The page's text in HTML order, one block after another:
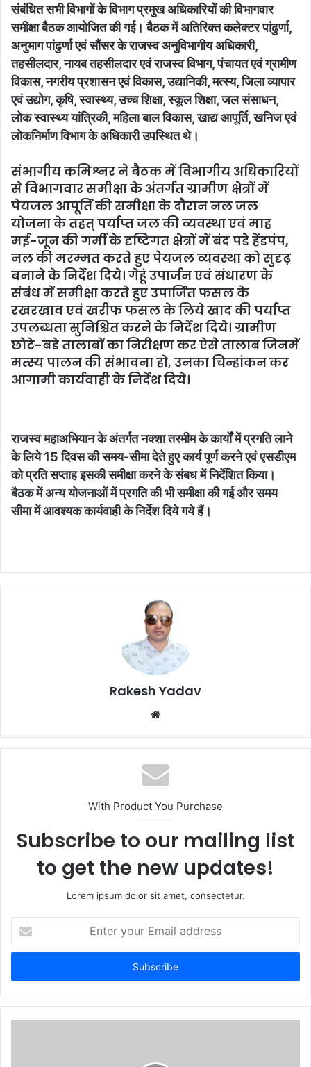
संबंधित सभी विभागों के विभाग प्रमुख अधिकारियों की विभागवार
समीक्षा बैठक आयोजित की गई। बैठक में अतिरिक्त कलेक्टर पांढुर्णा,
अनुभाग पांढुर्णा एवं सौंसर के राजस्व अनुविभागीय अधिकारी,
तहसीलदार, नायब तहसीलदार एवं राजस्व विभाग, पंचायत एवं ग्रामीण
विकास, नगरीय प्रशासन एवं विकास, उद्यानिकी, मत्स्य, जिला व्यापार
एवं उद्योग, कृषि, स्वास्थ्य, उच्च शिक्षा, स्कूल शिक्षा, जल संसाधन,
लोक स्वास्थ्य यांत्रिकी, महिला बाल विकास, खाद्य आपूर्ति, खनिज एवं
लोकनिर्माण विभाग के अधिकारी उपस्थित थे।
संभागीय कमिश्नर ने बैठक में विभागीय अधिकारियों
से विभागवार समीक्षा के अंतर्गत ग्रामीण क्षेत्रों में
पेयजल आपूर्ति की समीक्षा के दौरान नल जल
योजना के तहत् पर्याप्त जल की व्यवस्था एवं माह
मई-जून की गर्मी के दृष्टिगत क्षेत्रों में बंद पडे हेंडपंप,
नल की मरम्मत करते हुए पेयजल व्यवस्था को सुदृढ़
बनाने के निर्देश दिये। गेहूं उपार्जन एवं संधारण के
संबंध में समीक्षा करते हुए उपार्जित फसल के
रखरखाव एवं खरीफ फसल के लिये खाद की पर्याप्त
उपलब्धता सुनिश्चित करने के निर्देश दिये। ग्रामीण
छोटे-बडे तालाबों का निरीक्षण कर ऐसे तालाब जिनमें
मत्स्य पालन की संभावना हो, उनका चिन्हांकन कर
आगामी कार्यवाही के निर्देश दिये।
राजस्व महाअभियान के अंतर्गत नक्शा तरमीम के कार्यों में प्रगति लाने
के लिये 15 दिवस की समय-सीमा देते हुए कार्य पूर्ण करने एवं एसडीएम
को प्रति सप्ताह इसकी समीक्षा करने के संबध में निर्देशित किया।
बैठक में अन्य योजनाओं में प्रगति की भी समीक्षा की गई और समय
सीमा में आवश्यक कार्यवाही के निर्देश दिये गये हैं।
Rakesh Yadav
b
s
i
e
With Product You Purchase
Subscribe to our mailing list
to get the new updates!
Lorem ipsum dolor sit amet, consectetur.
t
r
y